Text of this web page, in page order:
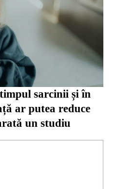
sarcinii și în
ar putea reduce
un studiu